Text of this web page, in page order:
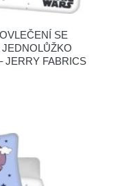
SE
JERRY FABRICS